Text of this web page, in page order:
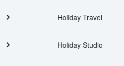
Holiday Travel
Holiday Studio